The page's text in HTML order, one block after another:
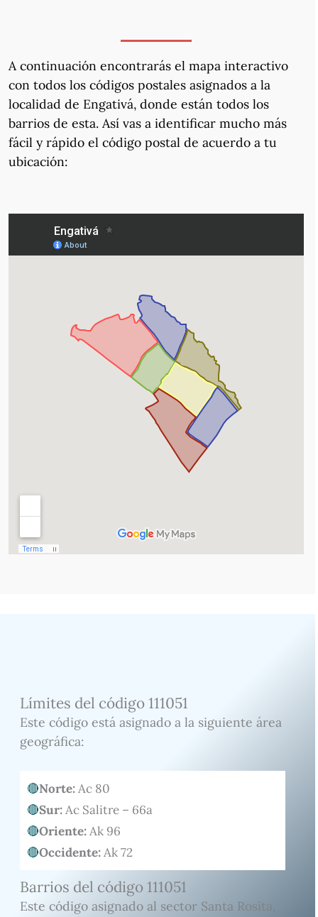
A continuación encontrarás el mapa interactivo
con todos los códigos postales asignados a la
localidad de Engativá, donde están todos los
barrios de esta. Así vas a identificar mucho más
fácil y rápido el código postal de acuerdo a tu
ubicación:
Límites del código 111051
Este código está asignado a la siguiente área
geográfica:
Norte:Ac 80
Sur:Ac Salitre – 66a
Oriente:Ak 96
Occidente:Ak 72
Barrios del código 111051
Este código asignado al sector Santa Rosita,